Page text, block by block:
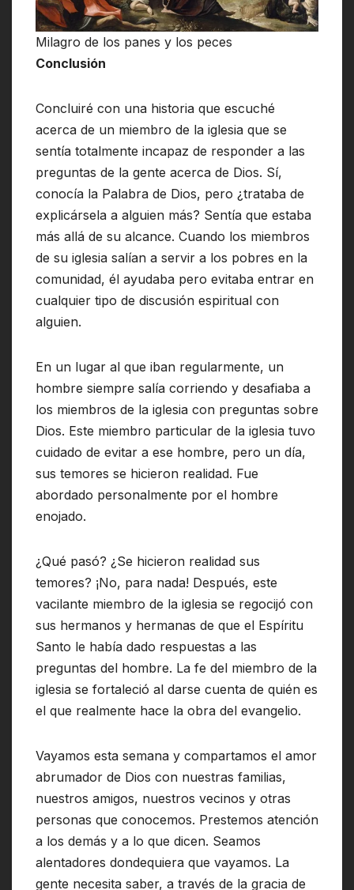
Milagro de los panes y los peces
Conclusión
Concluiré con una historia que escuché
acerca de un miembro de la iglesia que se
sentía totalmente incapaz de responder a las
preguntas de la gente acerca de Dios. Sí,
conocía la Palabra de Dios, pero ¿trataba de
explicársela a alguien más? Sentía que estaba
más allá de su alcance. Cuando los miembros
de su iglesia salían a servir a los pobres en la
comunidad, él ayudaba pero evitaba entrar en
cualquier tipo de discusión espiritual con
alguien.
En un lugar al que iban regularmente, un
hombre siempre salía corriendo y desafiaba a
los miembros de la iglesia con preguntas sobre
Dios. Este miembro particular de la iglesia tuvo
cuidado de evitar a ese hombre, pero un día,
sus temores se hicieron realidad. Fue
abordado personalmente por el hombre
enojado.
¿Qué pasó? ¿Se hicieron realidad sus
temores? ¡No, para nada! Después, este
vacilante miembro de la iglesia se regocijó con
sus hermanos y hermanas de que el Espíritu
Santo le había dado respuestas a las
preguntas del hombre. La fe del miembro de la
iglesia se fortaleció al darse cuenta de quién es
el que realmente hace la obra del evangelio.
Vayamos esta semana y compartamos el amor
abrumador de Dios con nuestras familias,
nuestros amigos, nuestros vecinos y otras
personas que conocemos. Prestemos atención
a los demás y a lo que dicen. Seamos
alentadores dondequiera que vayamos. La
gente necesita saber, a través de la gracia de